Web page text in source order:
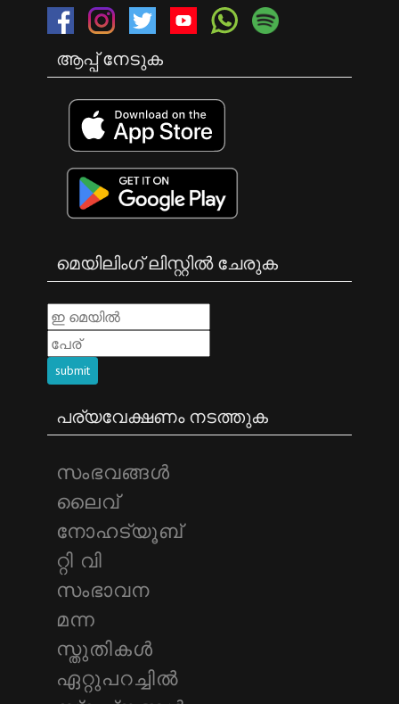
ആപ്പ് നേടുക
മെയിലിംഗ് ലിസ്റ്റിൽ ചേരുക
submit
പര്യവേക്ഷണം നടത്തുക
സംഭവങ്ങള്‍
ലൈവ്
നോഹട്യൂബ്
റ്റി വി
സംഭാവന
മന്ന
സ്തുതികള്‍
ഏറ്റുപറച്ചില്‍